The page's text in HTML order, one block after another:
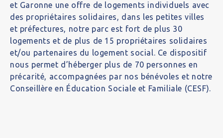
et Garonne une offre de logements individuels avec
des propriétaires solidaires, dans les petites villes
et préfectures, notre parc est fort de plus 30
logements et de plus de 15 propriétaires solidaires
et/ou partenaires du logement social. Ce dispositif
nous permet d’héberger plus de 70 personnes en
précarité, accompagnées par nos bénévoles et notre
Conseillère en Éducation Sociale et Familiale (CESF).